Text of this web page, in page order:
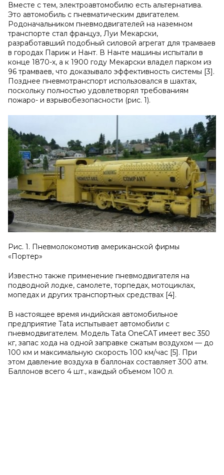
Вместе с тем, электроавтомобилю есть альтернатива.
Это автомобиль с пневматическим двигателем.
Родоначальником пневмодвигателей на наземном
транспорте стал француз, Луи Мекарски,
разработавший подобный силовой агрегат для трамваев
в городах Париж и Нант. В Нанте машины испытали в
конце 1870-х, а к 1900 году Мекарски владел парком из
96 трамваев, что доказывало эффективность системы [3].
Позднее пневмотранспорт использовался в шахтах,
поскольку полностью удовлетворял требованиям
пожаро- и взрывобезопасности (рис. 1).
Рис. 1. Пневмолокомотив американской фирмы
«Портер»
Известно также применение пневмодвигателя на
подводной лодке, самолете, торпедах, мотоциклах,
мопедах и других транспортных средствах [4].
В настоящее время индийская автомобильное
предприятие Tata испытывает автомобили с
пневмодвигателем. Модель Tata OneCAT имеет вес 350
кг, запас хода на одной заправке сжатым воздухом — до
100 км и максимальную скорость 100 км/час [5]. При
этом давление воздуха в баллонах составляет 300 атм.
Баллонов всего 4 шт., каждый объемом 100 л.